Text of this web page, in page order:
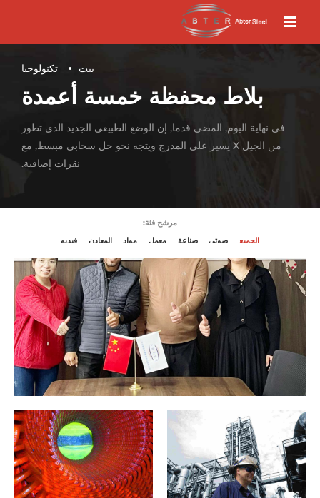
بيت تكنولوجيا
بلاط محفظة خمسة أعمدة
في نهاية اليوم, المضي قدما, إن الوضع الطبيعي الجديد الذي تطور
من الجيل X يسير على المدرج ويتجه نحو حل سحابي مبسط, مع
نقرات إضافية.
مرشح فئة:
الجميع
صوتي صناعة معمل مواد المعادن فيديو